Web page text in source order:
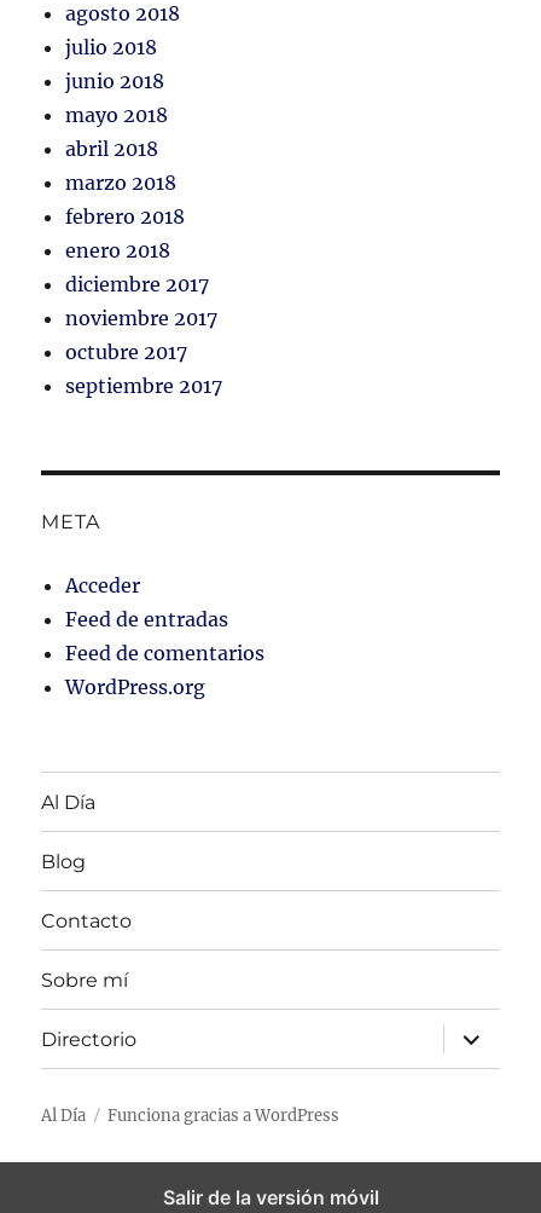
agosto 2018
julio 2018
junio 2018
mayo 2018
abril 2018
marzo 2018
febrero 2018
enero 2018
diciembre 2017
noviembre 2017
octubre 2017
septiembre 2017
META
Acceder
Feed de entradas
Feed de comentarios
WordPress.org
Al Día
Blog
Contacto
Sobre mí
Directorio
expandir
menú
hijo
Al Día Funciona gracias a WordPress
Salir de la versión móvil